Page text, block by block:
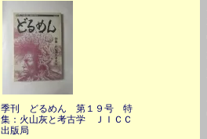
季刊 どるめん 第１９号 特
集：火山灰と考古学 ＪＩＣＣ
出版局